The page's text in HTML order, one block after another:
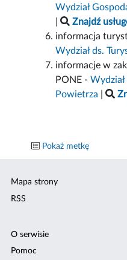
Wydział
|
Znajdź
informacja
Wydział ds.
informacje w
PONE -
Powietrza |
Pokaż metkę
Mapa strony
RSS
O serwisie
Pomoc